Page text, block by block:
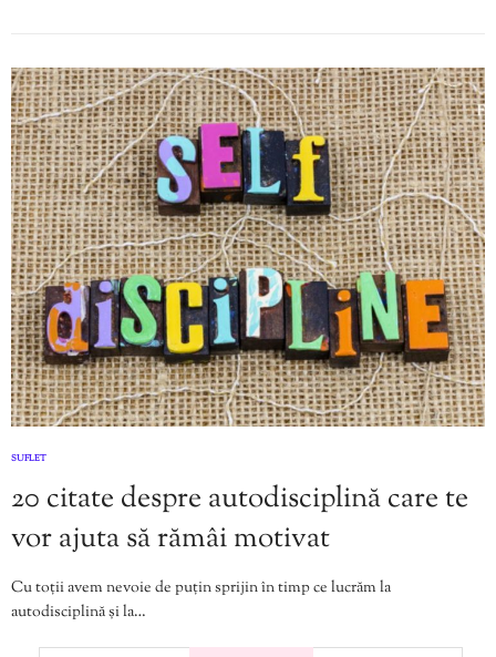
SUFLET
20 citate despre autodisciplină care te
vor ajuta să rămâi motivat
Cu toții avem nevoie de puțin sprijin în timp ce lucrăm la
autodisciplină și la…